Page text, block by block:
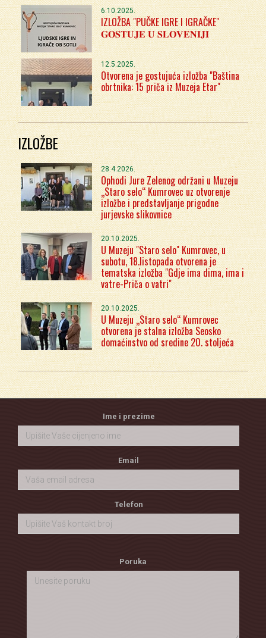
6.10.2025.
IZLOŽBA "PUČKE IGRE I IGRAČKE"
𝐆𝐎𝐒𝐓𝐔𝐉𝐄 𝐔 𝐒𝐋𝐎𝐕𝐄𝐍𝐈𝐉𝐈
12.5.2025.
Otvorena je gostujuća izložba "Baština
obrtnika: 15 priča iz Muzeja Etar"
IZLOŽBE
28.4.2026.
Ophodi Jure Zelenog održani u Muzeju
„Staro selo“ Kumrovec uz otvorenje
izložbe i predstavljanje prigodne
jurjevske slikovnice
20.10.2025.
U Muzeju "Staro selo" Kumrovec, u
subotu, 18.listopada otvorena je
tematska izložba "Gdje ima dima, ima i
vatre-Priča o vatri"
20.10.2025.
U Muzeju „Staro selo“ Kumrovec
otvorena je stalna izložba Seosko
domaćinstvo od sredine 20. stoljeća
Ime i prezime
Email
Telefon
Poruka